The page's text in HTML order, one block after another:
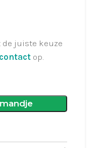
de juiste keuze
contact op.